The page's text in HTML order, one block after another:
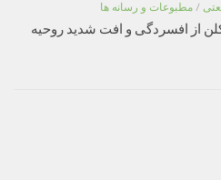
/ مطبوعات و رسانه ها
از افسردگی و افت شدید روحیه